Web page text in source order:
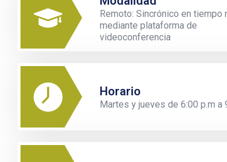
Remoto: Sincrónico en tiempo
mediante plataforma de
videoconferencia
Horario
Martes y jueves de 6:00 p.m a